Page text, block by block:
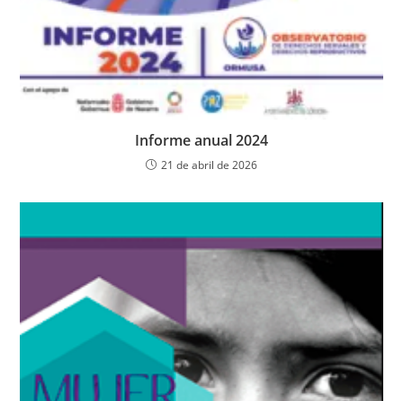
Informe anual 2024
21 de abril de 2026